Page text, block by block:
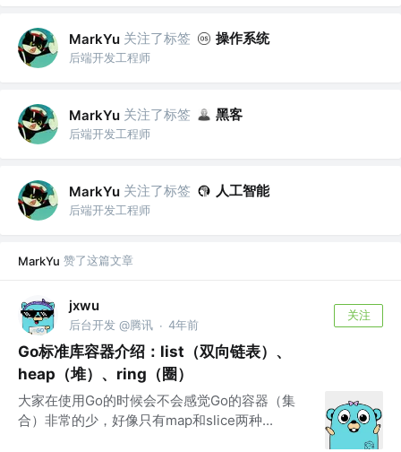
MarkYu 关注了标签 操作系统
后端开发工程师
MarkYu 关注了标签 黑客
后端开发工程师
MarkYu 关注了标签 人工智能
后端开发工程师
MarkYu 赞了这篇文章
jxwu
后台开发 @腾讯 · 4年前
关注
Go标准库容器介绍：list（双向链表）、
heap（堆）、ring（圈）
大家在使用Go的时候会不会感觉Go的容器（集
合）非常的少，好像只有map和slice两种...